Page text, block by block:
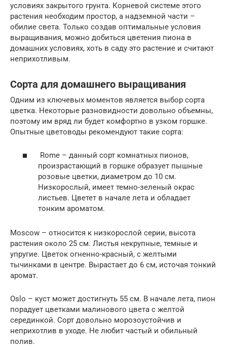
условиях закрытого грунта. Корневой системе этого
растения необходим простор, а надземной части –
обилие света. Только создав оптимальные условия
выращивания, можно добиться цветения пиона в
домашних условиях, хоть в саду это растение и считают
неприхотливым.
Сорта для домашнего выращивания
Одним из ключевых моментов является выбор сорта
цветка. Некоторые разновидности довольно объемны,
поэтому им вряд ли будет комфортно в узком горшке.
Опытные цветоводы рекомендуют такие сорта:
Rome – данный сорт комнатных пионов,
произрастающий в горшке образует пышные
розовые цветки, диаметром до 10 см.
Низкорослый, имеет темно-зеленый окрас
листьев. Цветет в начале лета и обладает
тонким ароматом.
Moscow – относится к низкорослой серии, высота
растения около 25 см. Листья некрупные, темные и
упругие. Цветок огненно-красный, с желтыми
тычинками в центре. Вырастает до 6 см, источая тонкий
аромат.
Oslo – куст может достигнуть 55 см. В начале лета, пион
порадует цветками малинового цвета с желтой
серединкой. Сорт довольно морозоустойчив и
неприхотлив в уходе. Не любит частый и обильный
полив.